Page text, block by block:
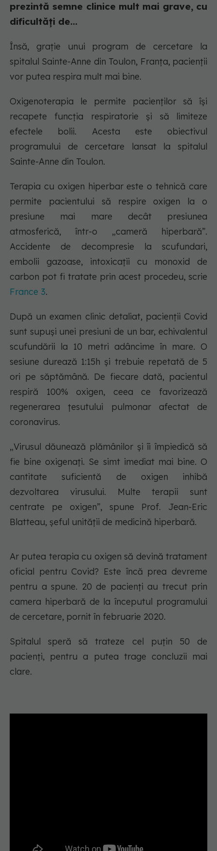
prezintă semne clinice mult mai grave, cu
dificultăți de...
Însă, grație unui program de cercetare la
spitalul Sainte-Anne din Toulon, Franța, pacienții
vor putea respira mult mai bine.
Oxigenoterapia le permite pacienților să își
recapete funcția respiratorie și să limiteze
efectele bolii. Acesta este obiectivul
programului de cercetare lansat la spitalul
Sainte-Anne din Toulon.
Terapia cu oxigen hiperbar este o tehnică care
permite pacientului să respire oxigen la o
presiune mai mare decât presiunea
atmosferică, într-o „cameră hiperbară”.
Accidente de decompresie la scufundari,
embolii gazoase, intoxicații cu monoxid de
carbon pot fi tratate prin acest procedeu, scrie
France 3.
După un examen clinic detaliat, pacienții Covid
sunt supuși unei presiuni de un bar, echivalentul
scufundării la 10 metri adâncime în mare. O
sesiune durează 1:15h și trebuie repetată de 5
ori pe săptămână. De fiecare dată, pacientul
respiră 100% oxigen, ceea ce favorizează
regenerarea țesutului pulmonar afectat de
coronavirus.
„Virusul dăunează plămânilor și îi împiedică să
fie bine oxigenați. Se simt imediat mai bine. O
cantitate suficientă de oxigen inhibă
dezvoltarea virusului. Multe terapii sunt
centrate pe oxigen”, spune Prof. Jean-Eric
Blatteau, șeful unității de medicină hiperbară.
Ar putea terapia cu oxigen să devină tratament
oficial pentru Covid? Este încă prea devreme
pentru a spune. 20 de pacienți au trecut prin
camera hiperbară de la începutul programului
de cercetare, pornit în februarie 2020.
Spitalul speră să trateze cel puțin 50 de
pacienți, pentru a putea trage concluzii mai
clare.